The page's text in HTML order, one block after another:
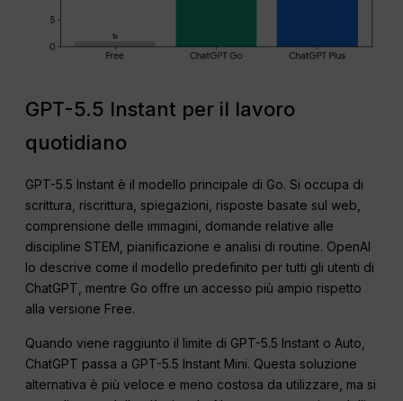
GPT-5.5 Instant per il lavoro
quotidiano
GPT-5.5 Instant è il modello principale di Go. Si occupa di
scrittura, riscrittura, spiegazioni, risposte basate sul web,
comprensione delle immagini, domande relative alle
discipline STEM, pianificazione e analisi di routine. OpenAI
lo descrive come il modello predefinito per tutti gli utenti di
ChatGPT, mentre Go offre un accesso più ampio rispetto
alla versione Free.
Quando viene raggiunto il limite di GPT-5.5 Instant o Auto,
ChatGPT passa a GPT-5.5 Instant Mini. Questa soluzione
alternativa è più veloce e meno costosa da utilizzare, ma si